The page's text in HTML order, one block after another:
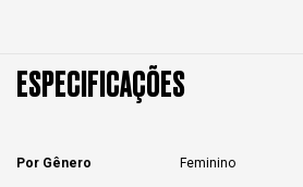
ESPECIFICAÇÕES
Por Gênero Feminino